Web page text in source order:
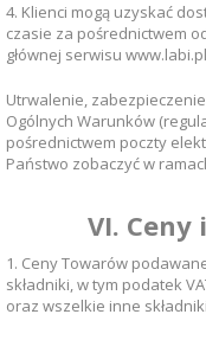
4. Klienci mogą uzyskać
czasie za pośrednictwem
głównej serwisu
Utrwalenie,
Ogólnych Warunków
pośrednictwem poczty
Państwo zobaczyć w
VI. Ceny
1. Ceny Towarów
składniki, w tym podatek
oraz wszelkie inne